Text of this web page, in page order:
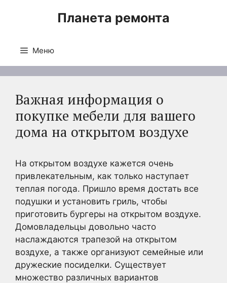
Планета ремонта
Меню
Важная информация о
покупке мебели для вашего
дома на открытом воздухе
На открытом воздухе кажется очень
привлекательным, как только наступает
теплая погода. Пришло время достать все
подушки и установить гриль, чтобы
приготовить бургеры на открытом воздухе.
Домовладельцы довольно часто
наслаждаются трапезой на открытом
воздухе, а также организуют семейные или
дружеские посиделки. Существует
множество различных вариантов